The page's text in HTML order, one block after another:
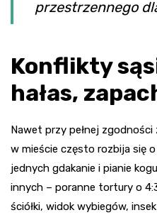
przestrzennego
Konflikty
hałas,
Nawet przy pełnej zgodności
w mieście często rozbija się o
jednych gdakanie i pianie
innych – poranne tortury o
ściółki, widok wybiegów,